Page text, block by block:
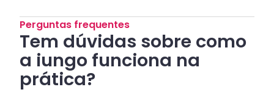
Perguntas frequentes
Tem dúvidas sobre como
a iungo funciona na
prática?